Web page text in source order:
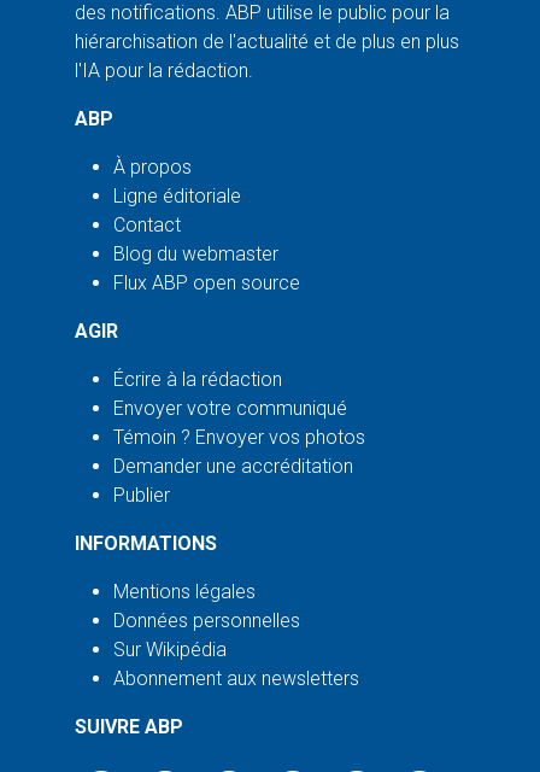
des notifications. ABP utilise le public pour la
hiérarchisation de l'actualité et de plus en plus
l'IA pour la rédaction.
ABP
À propos
Ligne éditoriale
Contact
Blog du webmaster
Flux ABP open source
AGIR
Écrire à la rédaction
Envoyer votre communiqué
Témoin ? Envoyer vos photos
Demander une accréditation
Publier
INFORMATIONS
Mentions légales
Données personnelles
Sur Wikipédia
Abonnement aux newsletters
SUIVRE ABP